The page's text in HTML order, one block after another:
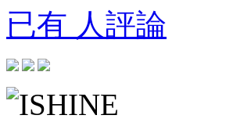
已有 人評論